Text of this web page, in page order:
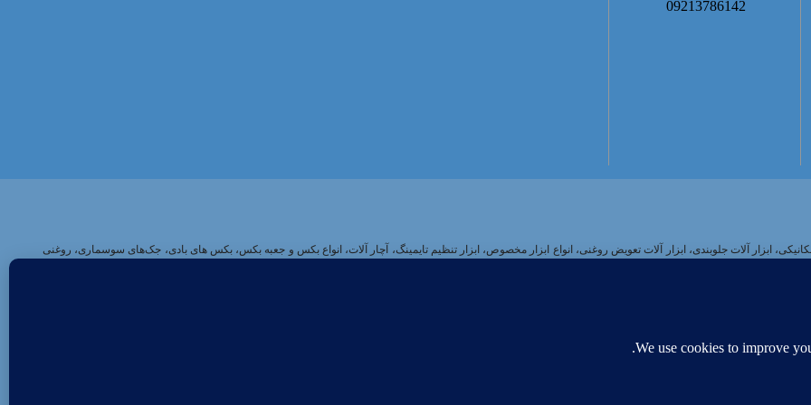
09213786142
مکانیکی، ابزار آلات جلوبندی، ابزار آلات تعویض روغنی، انواع ابزار مخصوص، ابزار تنظیم تایمینگ، آچار آلات، انواع بکس و جعبه بکس، بکس های بادی، جک‌های سوسماری، روغنی
دستی، بادی و بنزینی وجود دارد. برای هر گروه از این ابزارآلات برندهای بسیاری وجود دارند که هر کدام کیفیت و کارایی خاصی دارند. از طرفی فروشگاه‌های سنتی ابزارآلات هر